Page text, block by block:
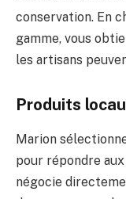
conservation. En
gamme, vous
les artisans
Produits
Marion
pour répondre
négocie